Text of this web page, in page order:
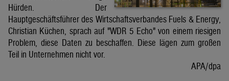
Hürden. Der
Hauptgeschäftsführer des Wirtschaftsverbandes Fuels & Energy,
Christian Küchen, sprach auf "WDR 5 Echo" von einem riesigen
Problem, diese Daten zu beschaffen. Diese lägen zum großen
Teil in Unternehmen nicht vor.
APA/dpa